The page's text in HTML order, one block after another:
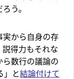
う。
実から自身の存
得力もそれな
ら数行の議論の
」と結論付けて